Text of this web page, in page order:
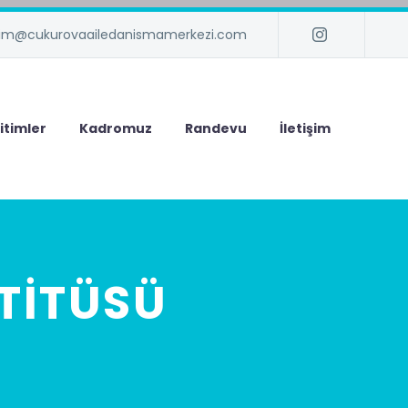
Kadromuz Randevu İletişim